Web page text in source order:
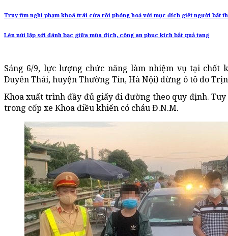
Truy tìm nghi phạm khoá trái cửa rồi phóng hoả với mục đích giết người bất
Lên núi lập sới đánh bạc giữa mùa dịch, công an phục kích bắt quả tang
Sáng 6/9, lực lượng chức năng làm nhiệm vụ tại chốt
Duyên Thái, huyện Thường Tín, Hà Nội) dừng ô tô do
Khoa xuất trình đầy đủ giấy đi đường theo quy định.
trong cốp xe Khoa điều khiển có cháu Đ.N.M.